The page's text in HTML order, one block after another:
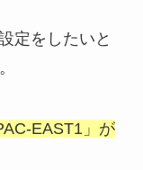
定をしたいと
EAST1」が